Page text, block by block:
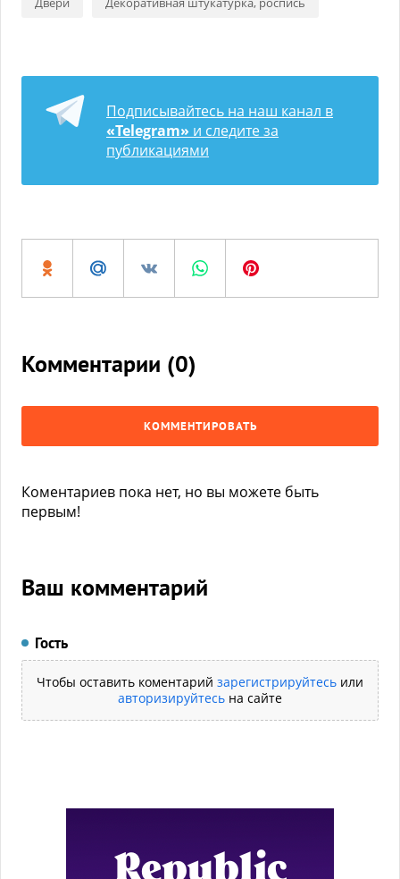
Подписывайтесь на наш канал в
«Telegram» и следите за
публикациями
Комментарии (0)
КОММЕНТИРОВАТЬ
Коментариев пока нет, но вы можете быть
первым!
Ваш комментарий
Гость
Чтобы оставить коментарий зарегистрируйтесь или
авторизируйтесь на сайте